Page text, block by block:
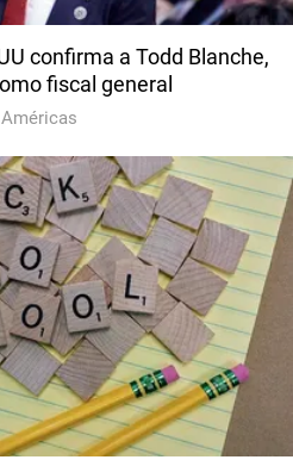
confirma a Todd Blanche,
fiscal general